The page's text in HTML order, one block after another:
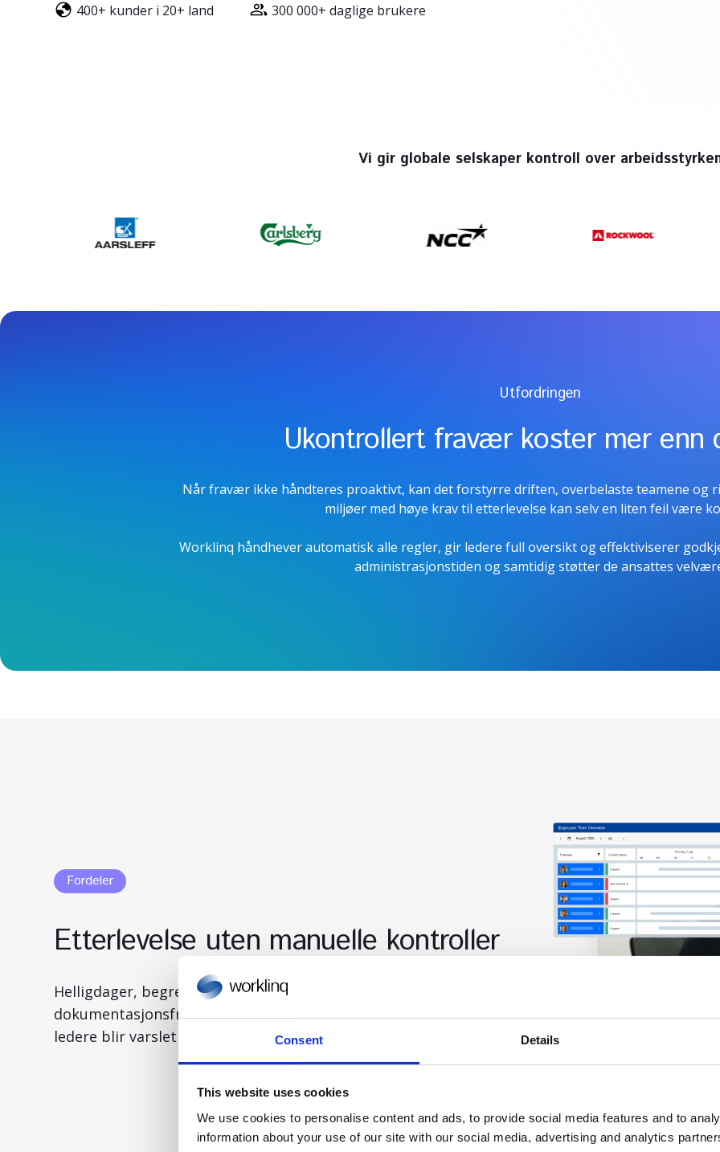
Consent Details
This website uses cookies
We use cookies to personalise content and ads, to provide social media features and to
information about your use of our site with our social media, advertising and analytics
400+ kunder i 20+ land 300 000+ daglige brukere
Vi gir globale selskaper kontroll over
Utfordringen
Ukontrollert fravær koster mer enn
Når fravær ikke håndteres proaktivt, kan det forstyrre driften, overbelaste teamene og
miljøer med høye krav til etterlevelse kan selv en liten feil være
Worklinq håndhever automatisk alle regler, gir ledere full oversikt og effektiviserer
administrasjonstiden og samtidig støtter de ansattes
Fordeler
Etterlevelse uten manuelle kontroller
Helligdager, begrensninger på overføring av feriedager,
dokumentasjonsfrister – alle regler håndheves automatisk. HR og
ledere blir varslet om problemer før de blir brudd.